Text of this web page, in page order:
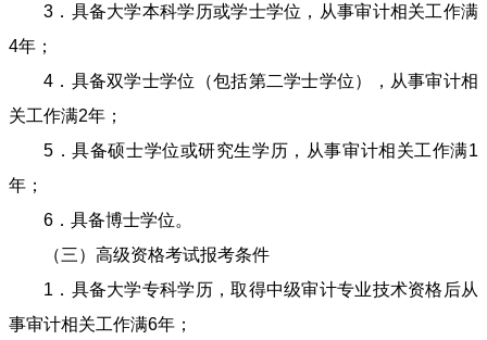
3．具备大学本科学历或学士学位，从事审计相关工作满
4年；
4．具备双学士学位（包括第二学士学位），从事审计相
关工作满2年；
5．具备硕士学位或研究生学历，从事审计相关工作满1
年；
6．具备博士学位。
（三）高级资格考试报考条件
1．具备大学专科学历，取得中级审计专业技术资格后从
事审计相关工作满6年；